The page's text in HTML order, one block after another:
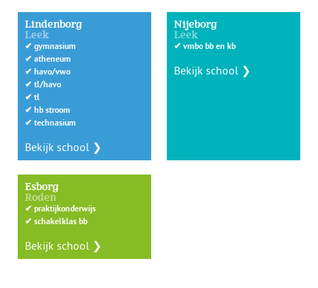
Lindenborg
Leek
✔ gymnasium
✔ atheneum
✔ havo/vwo
✔ tl/havo
✔ tl
✔ hb stroom
✔ technasium
Bekijk school ❯
Nijeborg
Leek
✔ vmbo bb en kb
Bekijk school ❯
Esborg
Roden
✔ praktijkonderwijs
✔ schakelklas bb
Bekijk school ❯